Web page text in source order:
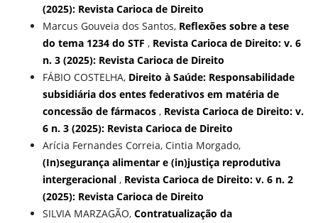
(2025): Revista Carioca de Direito
Marcus Gouveia dos Santos, Reflexões sobre a tese
do tema 1234 do STF , Revista Carioca de Direito: v. 6
n. 3 (2025): Revista Carioca de Direito
FÁBIO COSTELHA, Direito à Saúde: Responsabilidade
subsidiária dos entes federativos em matéria de
concessão de fármacos , Revista Carioca de Direito: v.
6 n. 3 (2025): Revista Carioca de Direito
Arícia Fernandes Correia, Cintia Morgado,
(In)segurança alimentar e (in)justiça reprodutiva
intergeracional , Revista Carioca de Direito: v. 6 n. 2
(2025): Revista Carioca de Direito
SILVIA MARZAGÃO, Contratualização da